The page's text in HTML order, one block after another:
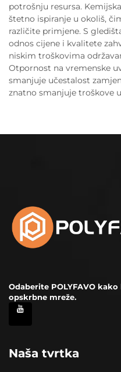
potrošnju resursa.
štetno ispiranje u okoliš,
različite primjene. S
odnos cijene i kvalitete
niskim troškovima
Otpornost na vremenske
smanjuje učestalost
znatno smanjuje troškove
Odaberite POLYFAVO
opskrbne mreže.
Naša tvrtka